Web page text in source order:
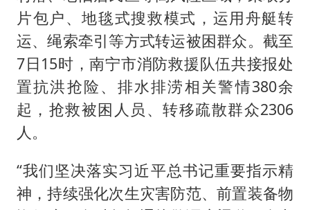
片包户、地毯式搜救模式，运用舟艇转
运、绳索牵引等方式转运被困群众。截至
7日15时，南宁市消防救援队伍共接报处
置抗洪抢险、排水排涝相关警情380余
起，抢救被困人员、转移疏散群众2306
人。
“我们坚决落实习近平总书记重要指示精
神，持续强化次生灾害防范、前置装备物